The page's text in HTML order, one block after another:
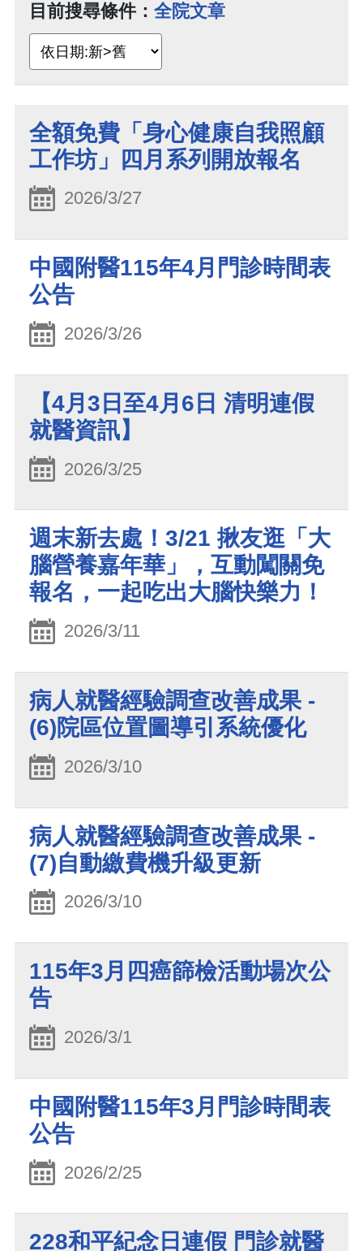
目前搜尋條件： 全院文章
全額免費「身心健康自我照顧
工作坊」四月系列開放報名
2026/3/27
中國附醫115年4月門診時間表
公告
2026/3/26
【4月3日至4月6日 清明連假
就醫資訊】
2026/3/25
週末新去處！3/21 揪友逛「大
腦營養嘉年華」，互動闖關免
報名，一起吃出大腦快樂力！
2026/3/11
病人就醫經驗調查改善成果 -
(6)院區位置圖導引系統優化
2026/3/10
病人就醫經驗調查改善成果 -
(7)自動繳費機升級更新
2026/3/10
115年3月四癌篩檢活動場次公
告
2026/3/1
中國附醫115年3月門診時間表
公告
2026/2/25
228和平紀念日連假 門診就醫